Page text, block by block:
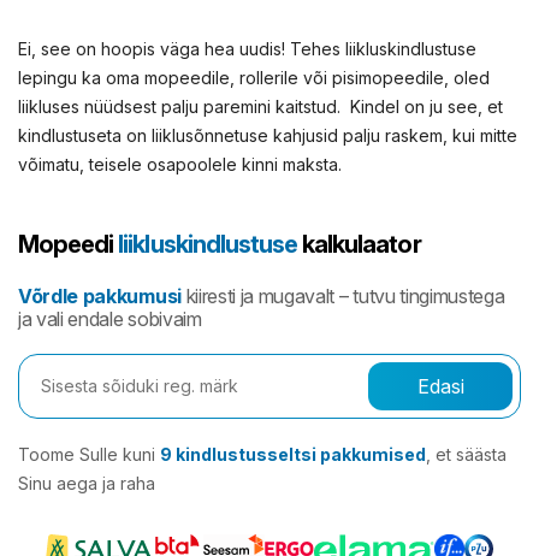
Ei, see on hoopis väga hea uudis! Tehes liikluskindlustuse
lepingu ka oma mopeedile, rollerile või pisimopeedile, oled
liikluses nüüdsest palju paremini kaitstud. Kindel on ju see, et
kindlustuseta on liiklusõnnetuse kahjusid palju raskem, kui mitte
võimatu, teisele osapoolele kinni maksta.
Mopeedi liikluskindlustuse kalkulaator
Võrdle pakkumusikiiresti ja mugavalt – tutvu tingimustega
ja vali endale sobivaim
Edasi
Toome Sulle kuni 9 kindlustusseltsi pakkumised , et säästa
Sinu aega ja raha